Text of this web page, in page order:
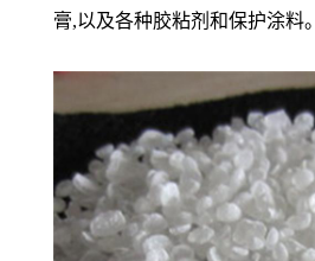
膏,以及各种胶粘剂和保护涂料。